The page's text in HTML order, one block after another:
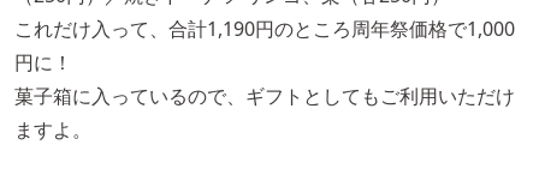
これだけ入って、合計1,190円のところ周年祭価格で1,000
円に！
菓子箱に入っているので、ギフトとしてもご利用いただけ
ますよ。